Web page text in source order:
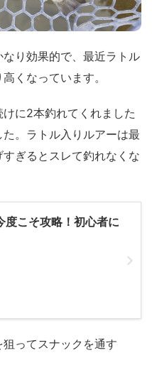
り効果的で、最近ラトル
くなっています。
に2本釣れてくれました
。ラトル入りルアーは最
ぎるとスレて釣れなくな
度こそ攻略！初心者に
ってスナックを通す